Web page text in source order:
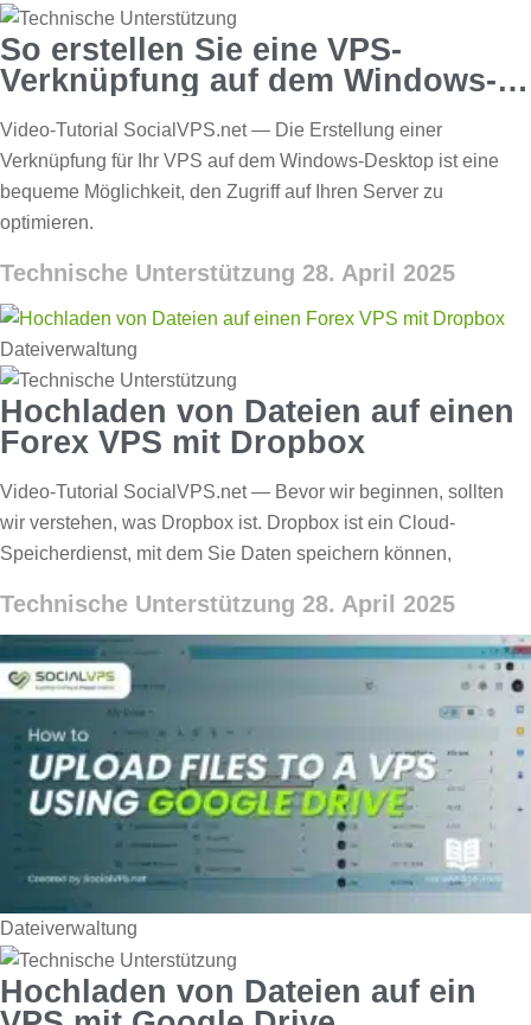
So erstellen Sie eine VPS-
Verknüpfung auf dem Windows-
Video-Tutorial SocialVPS.net — Die Erstellung einer
Verknüpfung für Ihr VPS auf dem Windows-Desktop ist eine
bequeme Möglichkeit, den Zugriff auf Ihren Server zu
optimieren.
Technische Unterstützung 28. April 2025
Dateiverwaltung
Hochladen von Dateien auf einen
Forex VPS mit Dropbox
Video-Tutorial SocialVPS.net — Bevor wir beginnen, sollten
wir verstehen, was Dropbox ist. Dropbox ist ein Cloud-
Speicherdienst, mit dem Sie Daten speichern können,
Technische Unterstützung 28. April 2025
Dateiverwaltung
Hochladen von Dateien auf ein